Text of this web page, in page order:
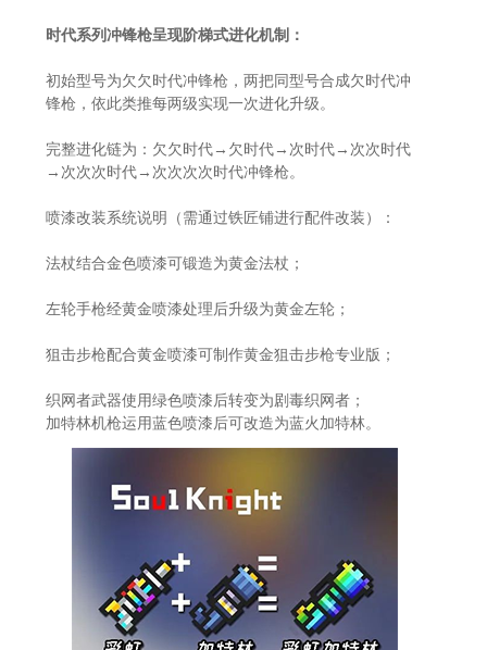
时代系列冲锋枪呈现阶梯式进化机制：
初始型号为欠欠时代冲锋枪，两把同型号合成欠时代冲
锋枪，依此类推每两级实现一次进化升级。
完整进化链为：欠欠时代→欠时代→次时代→次次时代
→次次次时代→次次次次时代冲锋枪。
喷漆改装系统说明（需通过铁匠铺进行配件改装）：
法杖结合金色喷漆可锻造为黄金法杖；
左轮手枪经黄金喷漆处理后升级为黄金左轮；
狙击步枪配合黄金喷漆可制作黄金狙击步枪专业版；
织网者武器使用绿色喷漆后转变为剧毒织网者；
加特林机枪运用蓝色喷漆后可改造为蓝火加特林。